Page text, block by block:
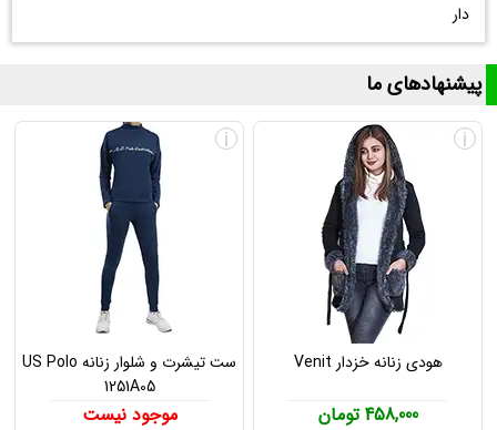
دار
پیشنهادهای ما
هودی زنانه خزدار Venit
458,000 تومان
i
ست تیشرت و شلوار زنانه US Polo
1251A05
موجود نیست
i